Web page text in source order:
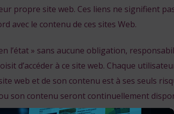
propre site web. Ces liens ne signifient
avec le contenu de ces sites Web.
l’état » sans aucune obligation,
d’accéder à ce site web. Chaque
web et de son contenu est à ses seuls
son contenu seront continuellement
ou de virus, ni que les informations